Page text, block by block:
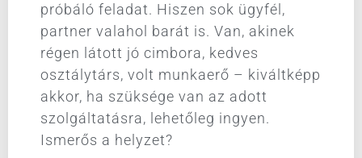
próbáló feladat. Hiszen sok ügyfél,
partner valahol barát is. Van, akinek
régen látott jó cimbora, kedves
osztálytárs, volt munkaerő – kiváltképp
akkor, ha szüksége van az adott
szolgáltatásra, lehetőleg ingyen.
Ismerős a helyzet?